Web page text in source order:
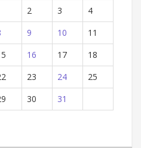
2 3
4
9 10
11
16 17
18
23 24
25
30 31